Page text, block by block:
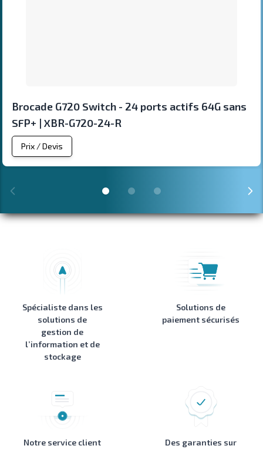
Brocade G720 Switch - 24 ports actifs 64G sans
SFP+ | XBR-G720-24-R
Prix / Devis
Spécialiste dans les
solutions de
gestion de
l’information et de
stockage
Solutions de
paiement sécurisés
Notre service client
Des garanties sur